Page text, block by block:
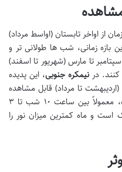
از اواخر تابستان (اواسط مرداد)
بازه زمانی، شب ها طولانی تر و
تا مارس (شهریور تا اسفند)
در نیمکره جنوبی، این پدیده
تا مرداد) قابل مشاهده
است. ساعت های ایده آل برای مشاهده، معمولاً بین ساعت ۱۰ شب تا ۳
و ماه کمترین میزان نور را